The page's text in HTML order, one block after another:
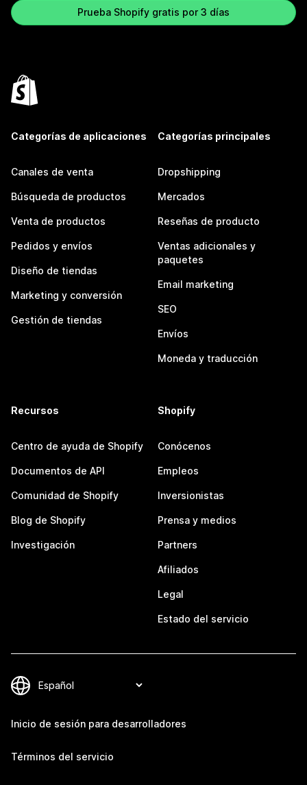
Prueba Shopify gratis por 3 días
Categorías de aplicaciones
Canales de venta
Búsqueda de productos
Venta de productos
Pedidos y envíos
Diseño de tiendas
Marketing y conversión
Gestión de tiendas
Categorías principales
Dropshipping
Mercados
Reseñas de producto
Ventas adicionales y
paquetes
Email marketing
SEO
Envíos
Moneda y traducción
Recursos
Centro de ayuda de Shopify
Documentos de API
Comunidad de Shopify
Blog de Shopify
Investigación
Shopify
Conócenos
Empleos
Inversionistas
Prensa y medios
Partners
Afiliados
Legal
Estado del servicio
Inicio de sesión para desarrolladores
Términos del servicio